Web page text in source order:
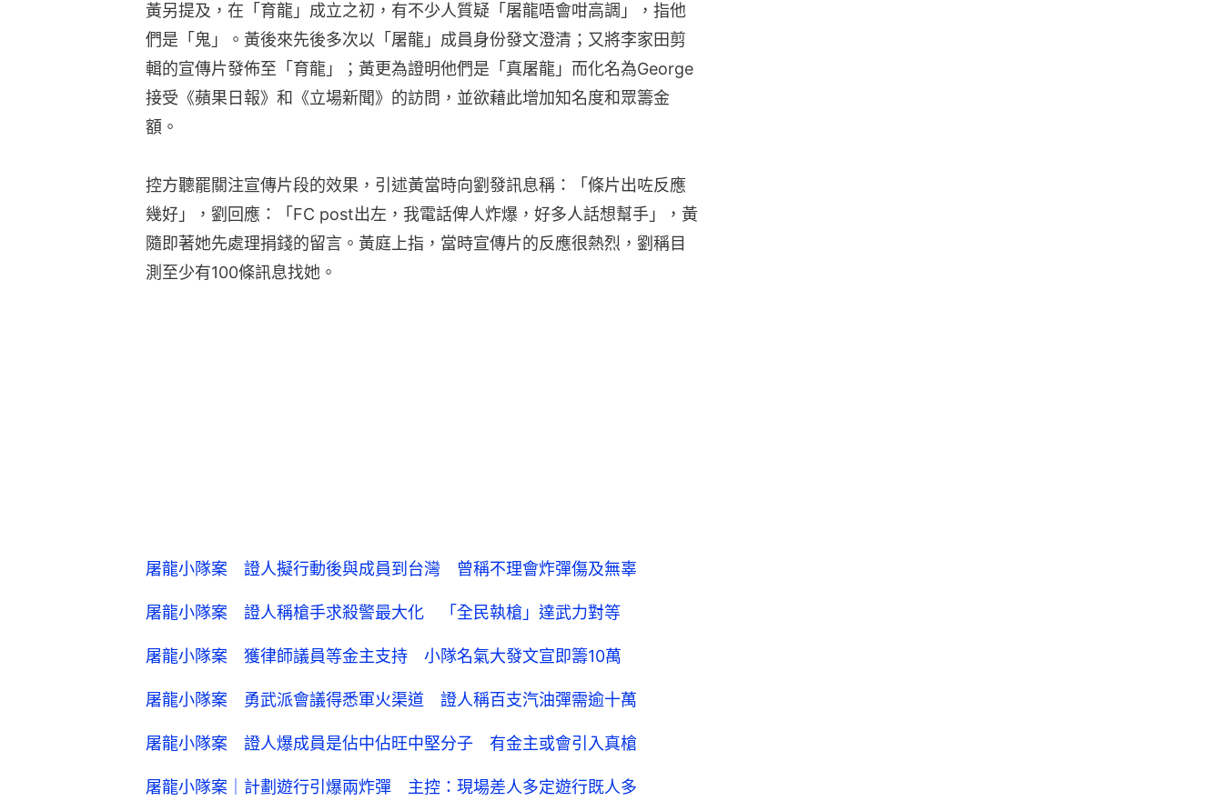
黃另提及，在「育龍」成立之初，有不少人質疑「屠龍唔會咁高調」，指他
們是「鬼」。黃後來先後多次以「屠龍」成員身份發文澄清；又將李家田剪
輯的宣傳片發佈至「育龍」；黃更為證明他們是「真屠龍」而化名為George
接受《蘋果日報》和《立場新聞》的訪問，並欲藉此增加知名度和眾籌金
額。
控方聽罷關注宣傳片段的效果，引述黃當時向劉發訊息稱：「條片出咗反應
幾好」，劉回應：「FC post出左，我電話俾人炸爆，好多人話想幫手」，黃
隨即著她先處理捐錢的留言。黃庭上指，當時宣傳片的反應很熱烈，劉稱目
測至少有100條訊息找她。
屠龍小隊案 證人擬行動後與成員到台灣 曾稱不理會炸彈傷及無辜
屠龍小隊案 證人稱槍手求殺警最大化 「全民執槍」達武力對等
屠龍小隊案 獲律師議員等金主支持 小隊名氣大發文宣即籌10萬
屠龍小隊案 勇武派會議得悉軍火渠道 證人稱百支汽油彈需逾十萬
屠龍小隊案 證人爆成員是佔中佔旺中堅分子 有金主或會引入真槍
屠龍小隊案｜計劃遊行引爆兩炸彈 主控：現場差人多定遊行既人多